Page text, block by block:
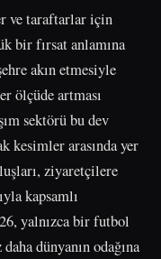
ve taraftarlar için
bir fırsat anlamına
akın etmesiyle
ölçüde artması
sektörü bu dev
kesimler arasında yer
ziyaretçilere
kapsamlı
yalnızca bir futbol
dünyanın odağına